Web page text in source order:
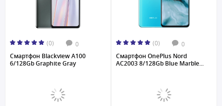
(0) 0
Смартфон Blackview A100
6/128Gb Graphite Gray
(0) 0
Смартфон OnePlus Nord
AC2003 8/128Gb Blue Marble...